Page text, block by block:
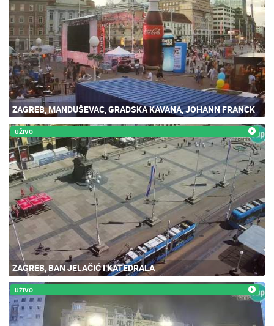
ZAGREB, MANDUŠEVAC, GRADSKA KAVANA, JOHANN FRANCK
UŽIVO
ZAGREB, BAN JELAČIĆ I KATEDRALA
UŽIVO